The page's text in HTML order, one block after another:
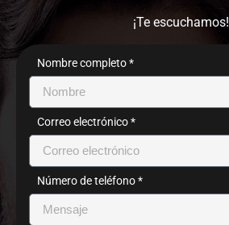
¡Te escuchamos!
Nombre completo *
Correo electrónico *
Número de teléfono *